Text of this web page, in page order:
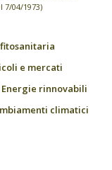
7/04/1973)
e mercati
Energie rinnovabili
climatici